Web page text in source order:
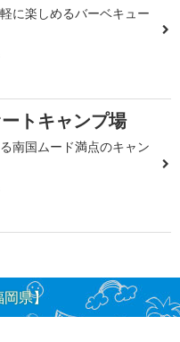
に楽しめるバーベキュー
トキャンプ場
南国ムード満点のキャン
県】